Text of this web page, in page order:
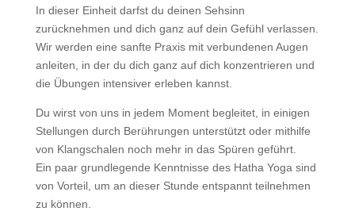
In dieser Einheit darfst du deinen Sehsinn
zurücknehmen und dich ganz auf dein Gefühl verlassen.
Wir werden eine sanfte Praxis mit verbundenen Augen
anleiten, in der du dich ganz auf dich konzentrieren und
die Übungen intensiver erleben kannst.
Du wirst von uns in jedem Moment begleitet, in einigen
Stellungen durch Berührungen unterstützt oder mithilfe
von Klangschalen noch mehr in das Spüren geführt.
Ein paar grundlegende Kenntnisse des Hatha Yoga sind
von Vorteil, um an dieser Stunde entspannt teilnehmen
zu können.